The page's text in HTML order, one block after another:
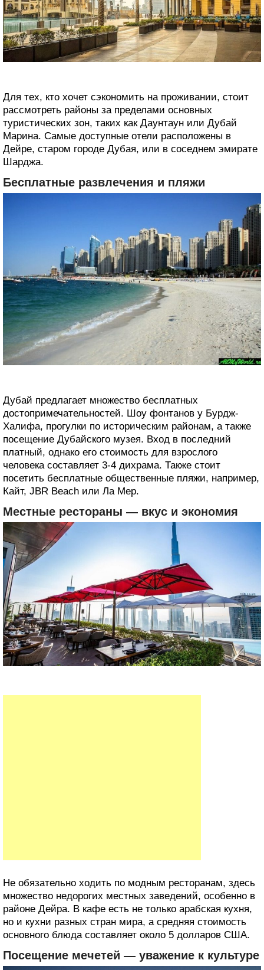
Для тех, кто хочет сэкономить на проживании, стоит
рассмотреть районы за пределами основных
туристических зон, таких как Даунтаун или Дубай
Марина. Самые доступные отели расположены в
Дейре, старом городе Дубая, или в соседнем эмирате
Шарджа.
Бесплатные развлечения и пляжи
Дубай предлагает множество бесплатных
достопримечательностей. Шоу фонтанов у Бурдж-
Халифа, прогулки по историческим районам, а также
посещение Дубайского музея. Вход в последний
платный, однако его стоимость для взрослого
человека составляет 3-4 дихрама. Также стоит
посетить бесплатные общественные пляжи, например,
Кайт, JBR Beach или Ла Мер.
Местные рестораны ― вкус и экономия
Не обязательно ходить по модным ресторанам, здесь
множество недорогих местных заведений, особенно в
районе Дейра. В кафе есть не только арабская кухня,
но и кухни разных стран мира, а средняя стоимость
основного блюда составляет около 5 долларов США.
Посещение мечетей ― уважение к культуре